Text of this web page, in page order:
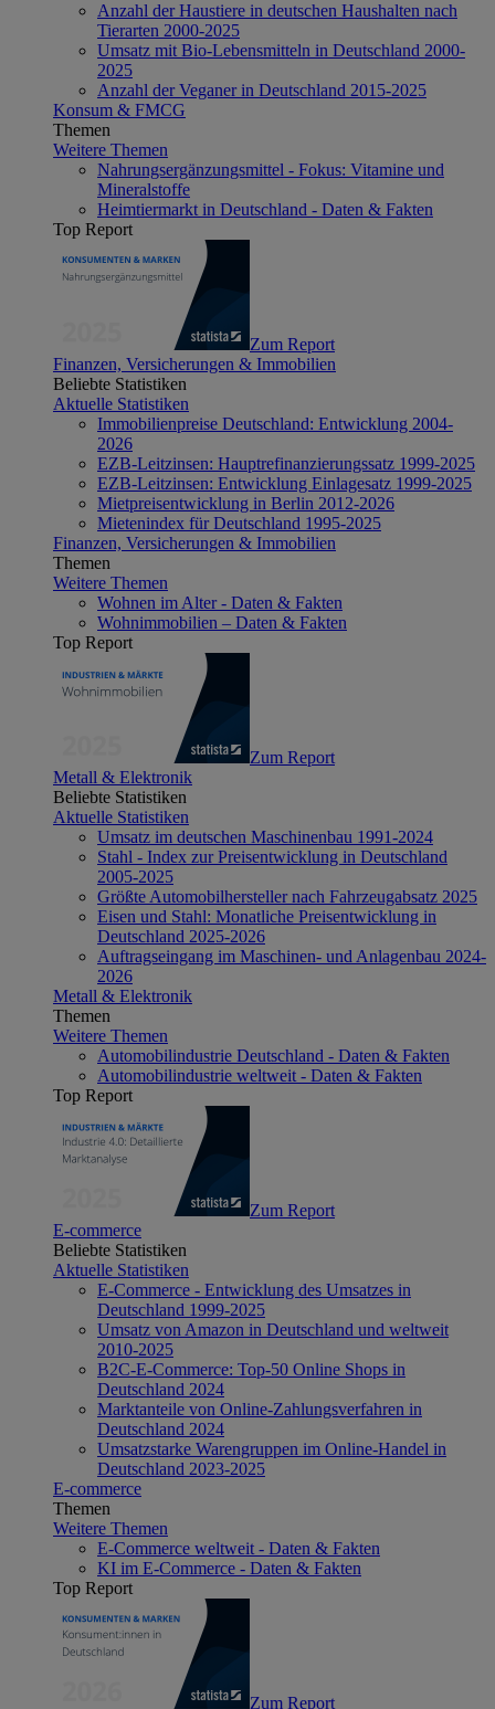
Anzahl der Haustiere in deutschen Haushalten nach
Tierarten 2000-2025
Umsatz mit Bio-Lebensmitteln in Deutschland 2000-
2025
Anzahl der Veganer in Deutschland 2015-2025
Konsum & FMCG
Themen
Weitere Themen
Nahrungsergänzungsmittel - Fokus: Vitamine und
Mineralstoffe
Heimtiermarkt in Deutschland - Daten & Fakten
Top Report
Zum Report
Finanzen, Versicherungen & Immobilien
Beliebte Statistiken
Aktuelle Statistiken
Immobilienpreise Deutschland: Entwicklung 2004-
2026
EZB-Leitzinsen: Hauptrefinanzierungssatz 1999-2025
EZB-Leitzinsen: Entwicklung Einlagesatz 1999-2025
Mietpreisentwicklung in Berlin 2012-2026
Mietenindex für Deutschland 1995-2025
Finanzen, Versicherungen & Immobilien
Themen
Weitere Themen
Wohnen im Alter - Daten & Fakten
Wohnimmobilien – Daten & Fakten
Top Report
Zum Report
Metall & Elektronik
Beliebte Statistiken
Aktuelle Statistiken
Umsatz im deutschen Maschinenbau 1991-2024
Stahl - Index zur Preisentwicklung in Deutschland
2005-2025
Größte Automobilhersteller nach Fahrzeugabsatz 2025
Eisen und Stahl: Monatliche Preisentwicklung in
Deutschland 2025-2026
Auftragseingang im Maschinen- und Anlagenbau 2024-
2026
Metall & Elektronik
Themen
Weitere Themen
Automobilindustrie Deutschland - Daten & Fakten
Automobilindustrie weltweit - Daten & Fakten
Top Report
Zum Report
E-commerce
Beliebte Statistiken
Aktuelle Statistiken
E-Commerce - Entwicklung des Umsatzes in
Deutschland 1999-2025
Umsatz von Amazon in Deutschland und weltweit
2010-2025
B2C-E-Commerce: Top-50 Online Shops in
Deutschland 2024
Marktanteile von Online-Zahlungsverfahren in
Deutschland 2024
Umsatzstarke Warengruppen im Online-Handel in
Deutschland 2023-2025
E-commerce
Themen
Weitere Themen
E-Commerce weltweit - Daten & Fakten
KI im E-Commerce - Daten & Fakten
Top Report
Zum Report